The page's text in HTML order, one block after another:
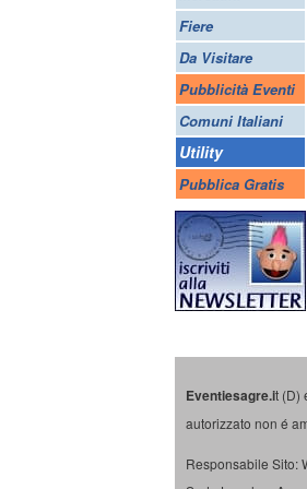
Fiere
Da Visitare
Pubblicità Eventi
Comuni Italiani
Utility
Pubblica Gratis
Eventiesagre.it (D)
autorizzato non é
Responsabile Sito: